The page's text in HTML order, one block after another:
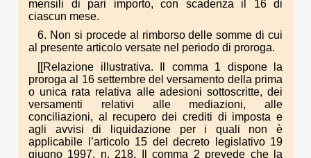
mensili di pari importo, con scadenza il 16 di
ciascun mese.
6. Non si procede al rimborso delle somme di cui
al presente articolo versate nel periodo di proroga.
[[Relazione illustrativa. Il comma 1 dispone la
proroga al 16 settembre del versamento della prima
o unica rata relativa alle adesioni sottoscritte, dei
versamenti relativi alle mediazioni, alle
conciliazioni, al recupero dei crediti di imposta e
agli avvisi di liquidazione per i quali non è
applicabile l’articolo 15 del decreto legislativo 19
giugno 1997, n. 218. Il comma 2 prevede che la